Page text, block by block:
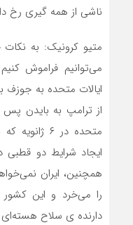
ناشی از همه گیری رخ
متیو کرونیک: به
می‌توانیم فراموش
ایالات متحده به جوزف
از ترامپ به بایدن پس
متحده در ۶
ایجاد شرایط دو
همچنین، ایران
را می‌خرد و این
دارنده ی سلاح‌